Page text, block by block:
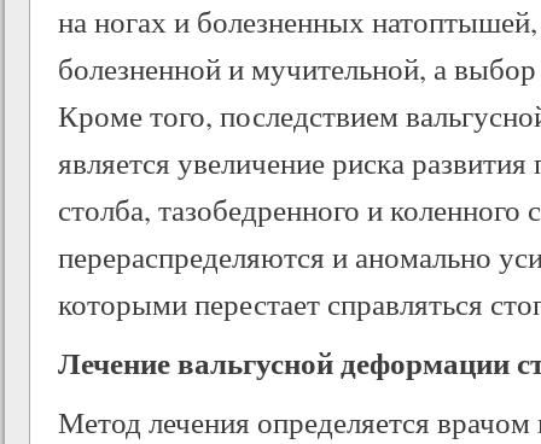
на ногах и болезненных
болезненной и мучительной, а
Кроме того, последствием
является увеличение риска
столба, тазобедренного и коленного
перераспределяются и аномально
которыми перестает справляться
Лечение вальгусной деформации
Метод лечения определяется врачом